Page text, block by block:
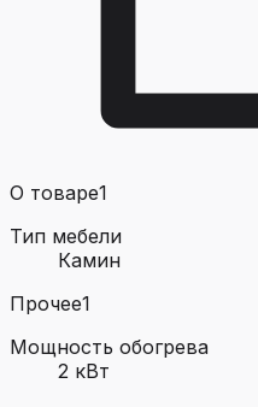
О товаре1
Тип мебели
Камин
Прочее1
Мощность обогрева
2 кВт